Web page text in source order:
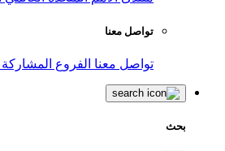
تواصل معنا
تواصل معنا الفروع المشاركة
بحث